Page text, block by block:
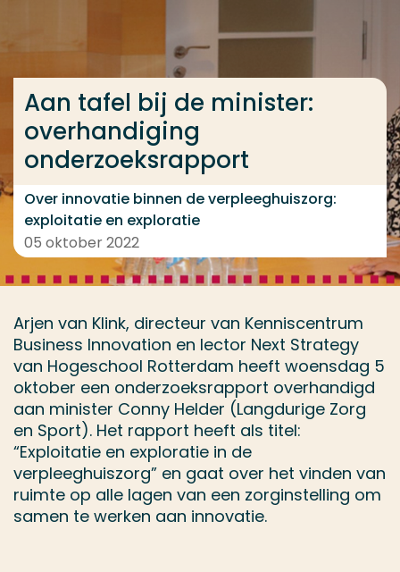
... > Aan tafel bij de minister: overhandiging
Aan tafel bij de minister:
overhandiging
onderzoeksrapport
Over innovatie binnen de verpleeghuiszorg:
exploitatie en exploratie
05 oktober 2022
Arjen van Klink, directeur van Kenniscentrum
Business Innovation en lector Next Strategy
van Hogeschool Rotterdam heeft woensdag 5
oktober een onderzoeksrapport overhandigd
aan minister Conny Helder (Langdurige Zorg
en Sport). Het rapport heeft als titel:
“Exploitatie en exploratie in de
verpleeghuiszorg” en gaat over het vinden van
ruimte op alle lagen van een zorginstelling om
samen te werken aan innovatie.
Veel gezocht
Opleiding
Contact